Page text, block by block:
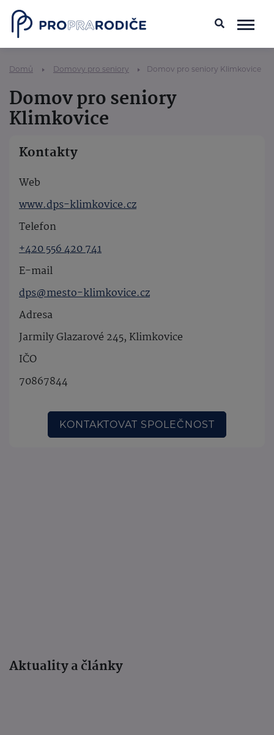
Domů Domovy pro seniory Domov pro seniory Klimkovice
Domov pro seniory
Klimkovice
Kontakty
Web
www.dps-klimkovice.cz
Telefon
+420 556 420 741
E-mail
dps@mesto-klimkovice.cz
Adresa
Jarmily Glazarové 245, Klimkovice
IČO
70867844
KONTAKTOVAT SPOLEČNOST
Aktuality a články